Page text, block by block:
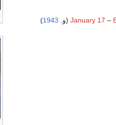
January 17 –
1943
)